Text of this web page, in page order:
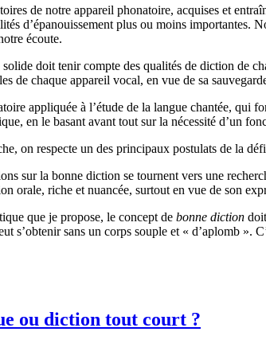
de notre appareil phonatoire, acquises et
d’épanouissement plus ou moins importantes.
écoute.
doit tenir compte des qualités de diction de
de chaque appareil vocal, en vue de sa
appliquée à l’étude de la langue chantée, qui
en le basant avant tout sur la nécessité d’un
on respecte un des principaux postulats de la
sur la bonne diction se tournent vers une
orale, riche et nuancée, surtout en vue de son
que je propose, le concept de bonne diction
s’obtenir sans un corps souple et « d’aplomb ».
ou diction tout court ?